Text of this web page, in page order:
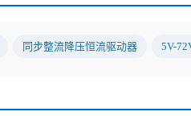
同步整流降压恒流驱动器 5V-